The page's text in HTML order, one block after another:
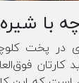
با شیره
در پخت